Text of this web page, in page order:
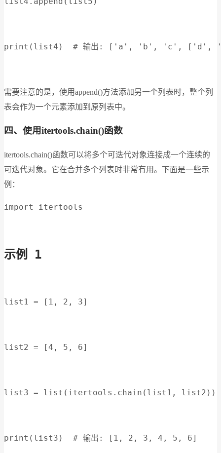
print(list4)  # 输出: ['a', 'b', 'c',
需要注意的是，使用append()方法添加另一个列表时，整个列
表会作为一个元素添加到原列表中。
四、使用itertools.chain()函数
itertools.chain()函数可以将多个可迭代对象连接成一个连续的
可迭代对象。它在合并多个列表时非常有用。下面是一些示
例：
import itertools
示例 1
list1 = [1, 2, 3]
list2 = [4, 5, 6]
list3 = list(itertools.chain(list1, list2))
print(list3)  # 输出: [1, 2, 3, 4, 5, 6]